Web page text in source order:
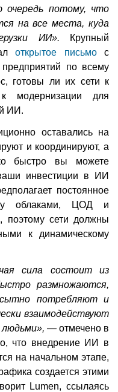
очередь потому, что
на все места, куда
ИИ».
Крупный
открытое письмос
по всему
готовы ли их сети к
модернизации для
ИИ.
оставались на
и координируют, а
быстро вы можете
инвестиции в ИИ
постоянное
облаками, ЦОД и
поэтому сети должны
к динамическому
сила состоит из
размножаются,
потребляют и
взаимодействуют
— отмечено в
что внедрение ИИ в
на начальном этапе,
создается этими
Lumen, ссылаясь